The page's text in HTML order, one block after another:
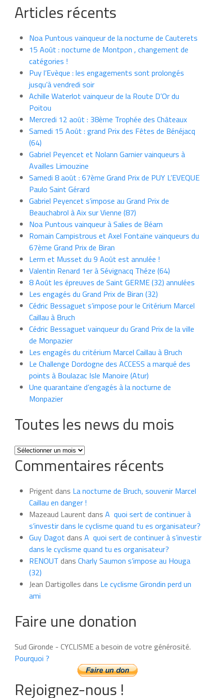
Articles récents
Noa Puntous vainqueur de la nocturne de Cauterets
15 Août : nocturne de Montpon , changement de
catégories !
Puy l’Evèque : les engagements sont prolongés
jusqu’à vendredi soir
Achille Waterlot vainqueur de la Route D’Or du
Poitou
Mercredi 12 août : 38ème Trophée des Châteaux
Samedi 15 Août : grand Prix des Fêtes de Bénéjacq
(64)
Gabriel Peyencet et Nolann Garnier vainqueurs à
Availles Limouzine
Samedi 8 août : 67ème Grand Prix de PUY L’EVEQUE
Paulo Saint Gérard
Gabriel Peyencet s’impose au Grand Prix de
Beauchabrol à Aix sur Vienne (87)
Noa Puntous vainqueur à Salies de Béarn
Romain Campistrous et Axel Fontaine vainqueurs du
67ème Grand Prix de Biran
Lerm et Musset du 9 Août est annulée !
Valentin Renard 1er à Sévignacq Théze (64)
8 Août les épreuves de Saint GERME (32) annulées
Les engagés du Grand Prix de Biran (32)
Cédric Bessaguet s’impose pour le Critérium Marcel
Caillau à Bruch
Cédric Bessaguet vainqueur du Grand Prix de la ville
de Monpazier
Les engagés du critérium Marcel Caillau à Bruch
Le Challenge Dordogne des ACCESS a marqué des
points à Boulazac Isle Manoire (Atur)
Une quarantaine d’engagés à la nocturne de
Monpazier
Toutes les news du mois
Toutes
les
news
mois
Commentaires récents
Prigent dans La nocturne de Bruch, souvenir Marcel
Caillau en danger !
Mazeaud Laurent dans A quoi sert de continuer à
s’investir dans le cyclisme quand tu es organisateur?
Guy Dagot dans A quoi sert de continuer à s’investir
dans le cyclisme quand tu es organisateur?
RENOUT dans Charly Saumon s’impose au Houga
(32)
Jean Dartigolles dans Le cyclisme Girondin perd un
ami
Faire une donation
Sud Gironde - CYCLISME a besoin de votre générosité.
Pourquoi ?
Rejoignez-nous !